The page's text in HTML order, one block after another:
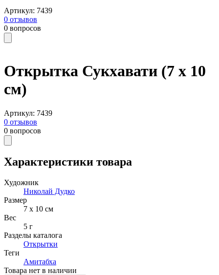
Артикул: 7439
0 отзывов
0 вопросов
Открытка Сукхавати (7 x 10
см)
Артикул: 7439
0 отзывов
0 вопросов
Характеристики товара
Художник
Николай Дудко
Размер
7 x 10 см
Вес
5 г
Разделы каталога
Открытки
Теги
Амитабха
Товара нет в наличии